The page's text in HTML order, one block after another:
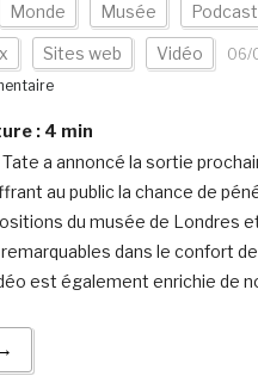
Monde Musée Podcast
Sites web Vidéo
06/
: 4 min
a annoncé la sortie
au public la chance de
du musée de Londres
dans le confort
est également enrichie de